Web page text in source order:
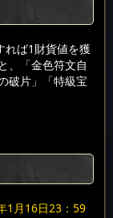
れば1財貨値を獲
、「金色符文自
破片」「特級宝
1月16日23：59